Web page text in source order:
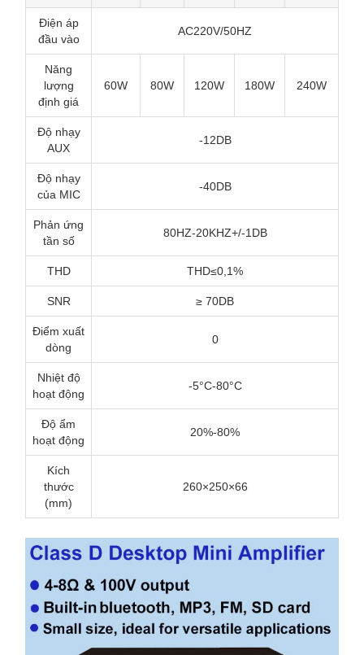
Điện áp
đầu vào
AC220V/50HZ
Năng
lượng
định giá
60W 80W 120W 180W 240W
Độ nhạy
AUX
-12DB
Độ nhạy
của MIC
-40DB
Phản ứng
tần số
80HZ-20KHZ+/-1DB
THD THD≤0,1%
SNR ≥ 70DB
Điểm xuất
dòng
0
Nhiệt độ
hoạt động
-5°C-80°C
Độ ẩm
hoạt động
20%-80%
Kích
thước
(mm)
260×250×66